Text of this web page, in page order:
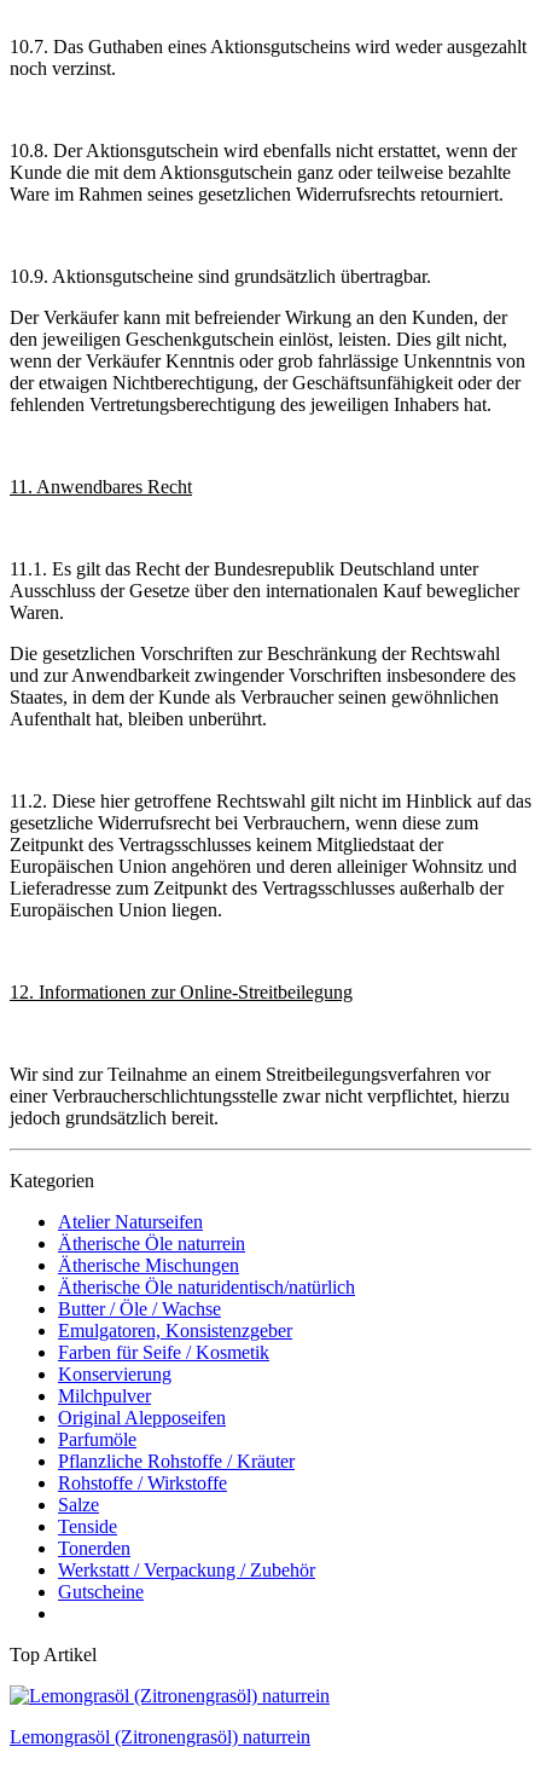
10.7. Das Guthaben eines Aktionsgutscheins wird weder ausgezahlt
noch verzinst.
10.8. Der Aktionsgutschein wird ebenfalls nicht erstattet, wenn der
Kunde die mit dem Aktionsgutschein ganz oder teilweise bezahlte
Ware im Rahmen seines gesetzlichen Widerrufsrechts retourniert.
10.9. Aktionsgutscheine sind grundsätzlich übertragbar.
Der Verkäufer kann mit befreiender Wirkung an den Kunden, der
den jeweiligen Geschenkgutschein einlöst, leisten. Dies gilt nicht,
wenn der Verkäufer Kenntnis oder grob fahrlässige Unkenntnis von
der etwaigen Nichtberechtigung, der Geschäftsunfähigkeit oder der
fehlenden Vertretungsberechtigung des jeweiligen Inhabers hat.
11. Anwendbares Recht
11.1. Es gilt das Recht der Bundesrepublik Deutschland unter
Ausschluss der Gesetze über den internationalen Kauf beweglicher
Waren.
Die gesetzlichen Vorschriften zur Beschränkung der Rechtswahl
und zur Anwendbarkeit zwingender Vorschriften insbesondere des
Staates, in dem der Kunde als Verbraucher seinen gewöhnlichen
Aufenthalt hat, bleiben unberührt.
11.2. Diese hier getroffene Rechtswahl gilt nicht im Hinblick auf das
gesetzliche Widerrufsrecht bei Verbrauchern, wenn diese zum
Zeitpunkt des Vertragsschlusses keinem Mitgliedstaat der
Europäischen Union angehören und deren alleiniger Wohnsitz und
Lieferadresse zum Zeitpunkt des Vertragsschlusses außerhalb der
Europäischen Union liegen.
12. Informationen zur Online-Streitbeilegung
Wir sind zur Teilnahme an einem Streitbeilegungsverfahren vor
einer Verbraucherschlichtungsstelle zwar nicht verpflichtet, hierzu
jedoch grundsätzlich bereit.
Kategorien
Atelier Naturseifen
Ätherische Öle naturrein
Ätherische Mischungen
Ätherische Öle naturidentisch/natürlich
Butter / Öle / Wachse
Emulgatoren, Konsistenzgeber
Farben für Seife / Kosmetik
Konservierung
Milchpulver
Original Alepposeifen
Parfumöle
Pflanzliche Rohstoffe / Kräuter
Rohstoffe / Wirkstoffe
Salze
Tenside
Tonerden
Werkstatt / Verpackung / Zubehör
Gutscheine
Top Artikel
Lemongrasöl (Zitronengrasöl) naturrein